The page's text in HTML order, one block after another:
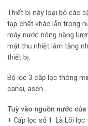
Thiết bị này loại bỏ các
tạp chất khác lẫn trong
máy nước nóng năng
mặt thu nhiệt làm tăng
thiết bị.
Bộ lọc 3 cấp lọc thông
cansi, asen….
Tuỳ vào nguồn nước
+ Cấp lọc số 1: Là Lõi